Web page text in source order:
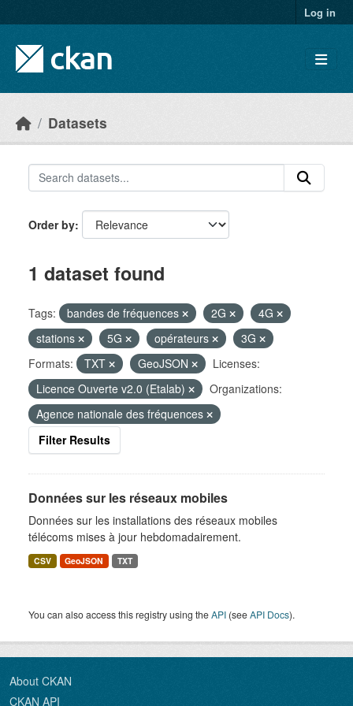
Log in
Datasets
Order by
1 dataset found
Tags: bandes de fréquences 2G
4G
stations
5G opérateurs
3G
Formats:
TXT GeoJSON
Licenses:
Licence Ouverte v2.0 (Etalab)
Organizations:
Agence nationale des fréquences
Filter Results
Données sur les réseaux mobiles
Données sur les installations des réseaux mobiles
télécoms mises à jour hebdomadairement.
CSV GeoJSON TXT
You can also access this registry using theAPI (seeAPI Docs).
About CKAN
CKAN API